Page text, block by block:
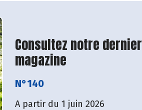
Consultez notre dernier
magazine
N°140
A partir du 1 juin 2026